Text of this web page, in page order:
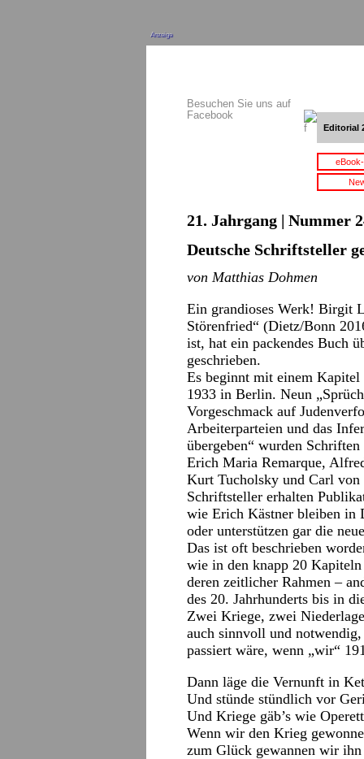
Anzeige
Besuchen Sie uns auf
Facebook
Editorial
21. Jahrgang | Nummer
Deutsche Schriftsteller
von Matthias Dohmen
Ein grandioses Werk! Birgit
Störenfried“ (Dietz/Bonn
ist, hat ein packendes Buch
geschrieben.
Es beginnt mit einem
1933 in Berlin. Neun
Vorgeschmack auf
Arbeiterparteien und das
übergeben“ wurden
Erich Maria Remarque,
Kurt Tucholsky und Carl von
Schriftsteller erhalten
wie Erich Kästner bleiben in
oder unterstützen gar die
Das ist oft beschrieben
wie in den knapp 20
deren zeitlicher Rahmen –
des 20. Jahrhunderts bis in
Zwei Kriege, zwei
auch sinnvoll und
passiert wäre, wenn „wir“
Dann läge die Vernunft in
Und stünde stündlich vor
Und Kriege gäb’s wie
Wenn wir den Krieg
zum Glück gewannen wir